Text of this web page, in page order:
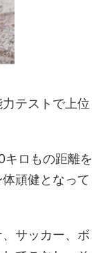
テストで上位
ロもの距離を
頑健となって
サッカー、ボ